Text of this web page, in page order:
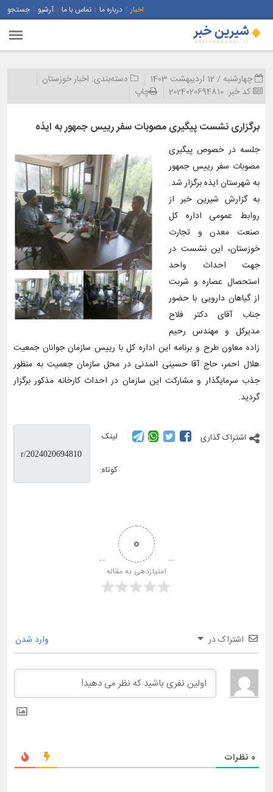
اخبار درباره ما تماس با ما آرشیو جستجو
چهارشنبه / 12 اردیبهشت 1403 دسته‌بندی: اخبار خوزستان
کد خبر: 2024020694810 چاپ
برگزاری نشست پیگیری مصوبات سفر رییس جمهور به ایذه
جلسه در خصوص پیگیری
مصوبات سفر رییس جمهور
به شهرستان ایذه برگزار شد.
به گزارش شیرین خبر از
روابط عمومی اداره کل
صنعت معدن و تجارت
خوزستان، این نشست در
جهت احداث واحد
استحصال عصاره و شربت
از گیاهان دارویی با حضور
جناب آقای دکتر فلاح
مدیرکل و مهندس رحیم
زاده معاون طرح و برنامه این اداره کل با رییس سازمان جوانان جمعیت
هلال احمر، حاج آقا حسینی المدنی در محل سازمان جعمیت به منظور
جذب سرمایگذار و مشارکت این سازمان در احداث کارخانه مذکور برگزار
گردید.
اشتراک گذاری لینک
کوتاه:
0
امتیازدهی به مقاله
اشتراک در وارد شدن
0 نظرات